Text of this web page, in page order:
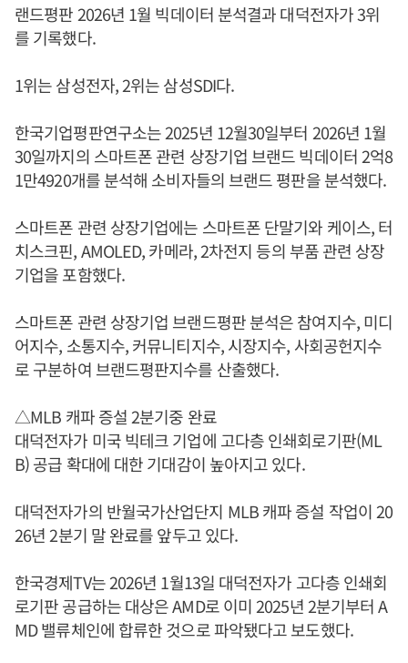
랜드평판 2026년 1월 빅데이터 분석결과 대덕전자가 3위
를 기록했다.
1위는 삼성전자, 2위는 삼성SDI다.
한국기업평판연구소는 2025년 12월30일부터 2026년 1월
30일까지의 스마트폰 관련 상장기업 브랜드 빅데이터 2억8
1만4920개를 분석해 소비자들의 브랜드 평판을 분석했다.
스마트폰 관련 상장기업에는 스마트폰 단말기와 케이스, 터
치스크핀, AMOLED, 카메라, 2차전지 등의 부품 관련 상장
기업을 포함했다.
스마트폰 관련 상장기업 브랜드평판 분석은 참여지수, 미디
어지수, 소통지수, 커뮤니티지수, 시장지수, 사회공헌지수
로 구분하여 브랜드평판지수를 산출했다.
△MLB 캐파 증설 2분기중 완료
대덕전자가 미국 빅테크 기업에 고다층 인쇄회로기판(ML
B) 공급 확대에 대한 기대감이 높아지고 있다.
대덕전자가의 반월국가산업단지 MLB 캐파 증설 작업이 20
26년 2분기 말 완료를 앞두고 있다.
한국경제TV는 2026년 1월13일 대덕전자가 고다층 인쇄회
로기판 공급하는 대상은 AMD로 이미 2025년 2분기부터 A
MD 밸류체인에 합류한 것으로 파악됐다고 보도했다.